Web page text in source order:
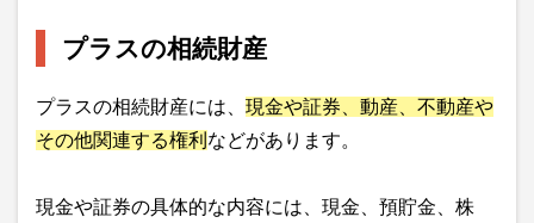
プラスの相続財産
プラスの相続財産には、 現金や証券、動産、不動産や
その他関連する権利 などがあります。
現金や証券の具体的な内容には、現金、預貯金、株